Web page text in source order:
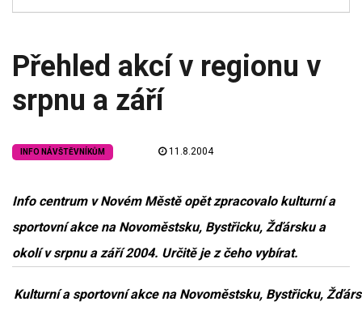
Přehled akcí v regionu v
srpnu a září
INFO NÁVŠTĚVNÍKŮM 11.8.2004
Info centrum v Novém Městě opět zpracovalo kulturní a
sportovní akce na Novoměstsku, Bystřicku, Žďársku a
okolí v srpnu a září 2004. Určitě je z čeho vybírat.
Kulturní a sportovní akce na Novoměstsku, Bystřicku,